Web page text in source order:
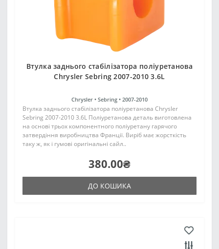
Втулка заднього стабілізатора поліуретанова
Chrysler Sebring 2007-2010 3.6L
Chrysler • Sebring • 2007-2010
Втулка заднього стабілізатора поліуретанова Chrysler
Sebring 2007-2010 3.6L Поліуретанова деталь виготовлена
на основі трьох компонентного поліуретану гарячого
затвердіння виробництва Франції. Виріб має жорсткість
таку ж, як і гумові оригінальні сайл..
380.00₴
ДО КОШИКА